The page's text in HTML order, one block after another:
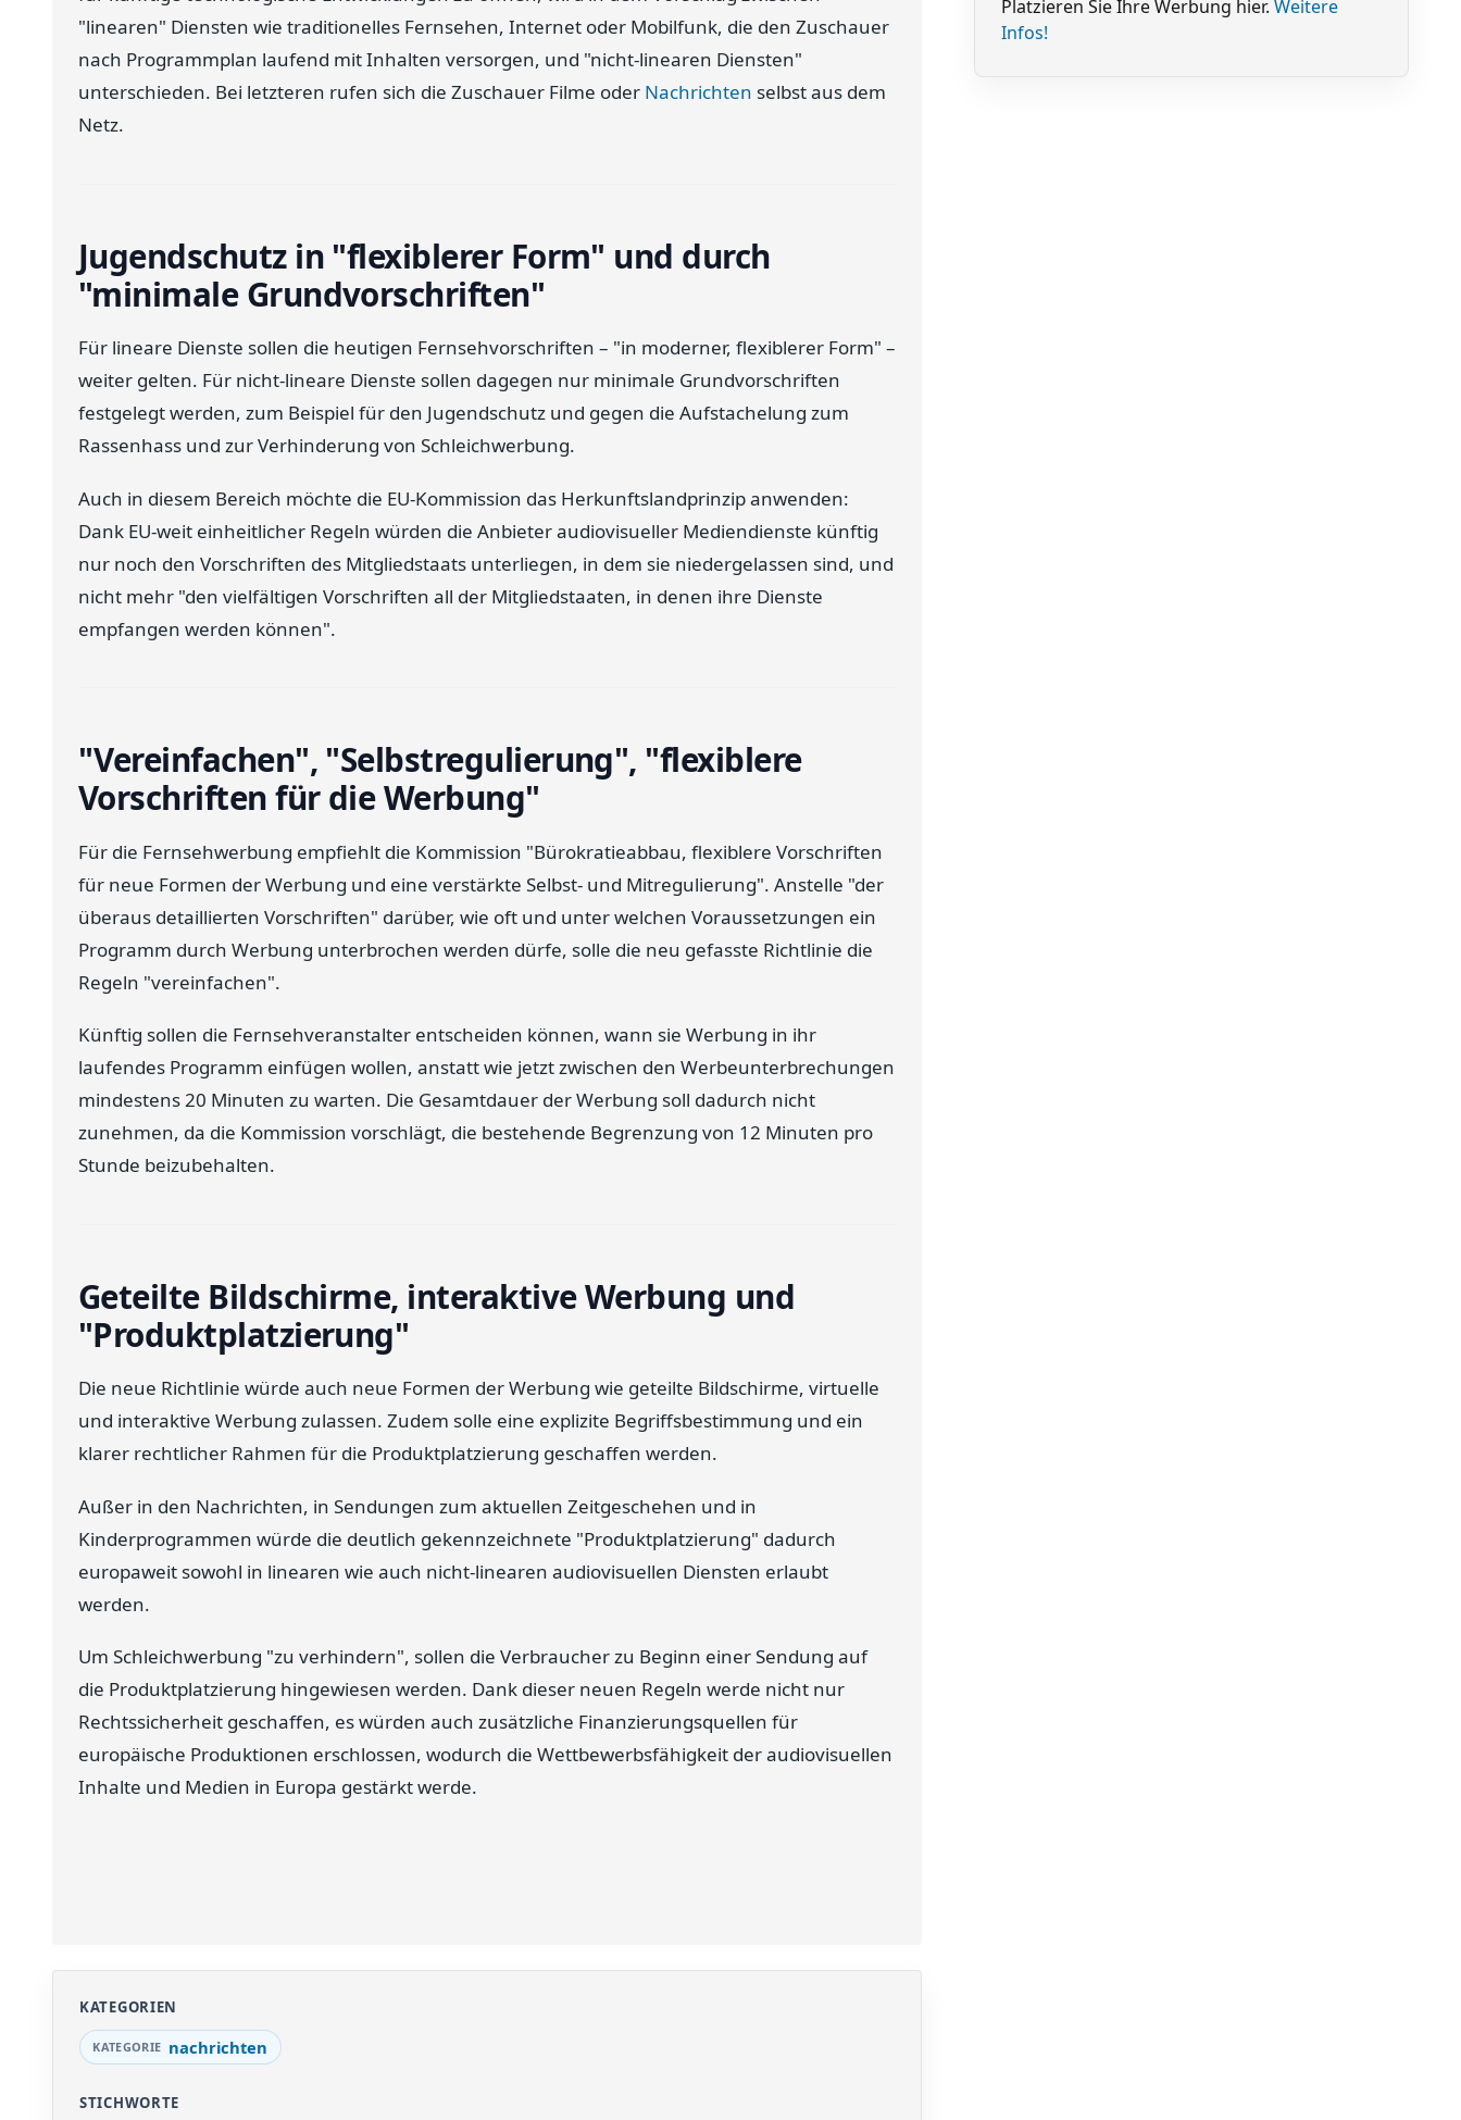
"linearen" Diensten wie traditionelles Fernsehen, Internet oder Mobilfunk, die den Zuschauer
nach Programmplan laufend mit Inhalten versorgen, und "nicht-linearen Diensten"
unterschieden. Bei letzteren rufen sich die Zuschauer Filme oder Nachrichten selbst aus dem
Netz.
Jugendschutz in "flexiblerer Form" und durch
"minimale Grundvorschriften"
Für lineare Dienste sollen die heutigen Fernsehvorschriften – "in moderner, flexiblerer Form" –
weiter gelten. Für nicht-lineare Dienste sollen dagegen nur minimale Grundvorschriften
festgelegt werden, zum Beispiel für den Jugendschutz und gegen die Aufstachelung zum
Rassenhass und zur Verhinderung von Schleichwerbung.
Auch in diesem Bereich möchte die EU-Kommission das Herkunftslandprinzip anwenden:
Dank EU-weit einheitlicher Regeln würden die Anbieter audiovisueller Mediendienste künftig
nur noch den Vorschriften des Mitgliedstaats unterliegen, in dem sie niedergelassen sind, und
nicht mehr "den vielfältigen Vorschriften all der Mitgliedstaaten, in denen ihre Dienste
empfangen werden können".
"Vereinfachen", "Selbstregulierung", "flexiblere
Vorschriften für die Werbung"
Für die Fernsehwerbung empfiehlt die Kommission "Bürokratieabbau, flexiblere Vorschriften
für neue Formen der Werbung und eine verstärkte Selbst- und Mitregulierung". Anstelle "der
überaus detaillierten Vorschriften" darüber, wie oft und unter welchen Voraussetzungen ein
Programm durch Werbung unterbrochen werden dürfe, solle die neu gefasste Richtlinie die
Regeln "vereinfachen".
Künftig sollen die Fernsehveranstalter entscheiden können, wann sie Werbung in ihr
laufendes Programm einfügen wollen, anstatt wie jetzt zwischen den Werbeunterbrechungen
mindestens 20 Minuten zu warten. Die Gesamtdauer der Werbung soll dadurch nicht
zunehmen, da die Kommission vorschlägt, die bestehende Begrenzung von 12 Minuten pro
Stunde beizubehalten.
Geteilte Bildschirme, interaktive Werbung und
"Produktplatzierung"
Die neue Richtlinie würde auch neue Formen der Werbung wie geteilte Bildschirme, virtuelle
und interaktive Werbung zulassen. Zudem solle eine explizite Begriffsbestimmung und ein
klarer rechtlicher Rahmen für die Produktplatzierung geschaffen werden.
Außer in den Nachrichten, in Sendungen zum aktuellen Zeitgeschehen und in
Kinderprogrammen würde die deutlich gekennzeichnete "Produktplatzierung" dadurch
europaweit sowohl in linearen wie auch nicht-linearen audiovisuellen Diensten erlaubt
werden.
Um Schleichwerbung "zu verhindern", sollen die Verbraucher zu Beginn einer Sendung auf
die Produktplatzierung hingewiesen werden. Dank dieser neuen Regeln werde nicht nur
Rechtssicherheit geschaffen, es würden auch zusätzliche Finanzierungsquellen für
europäische Produktionen erschlossen, wodurch die Wettbewerbsfähigkeit der audiovisuellen
Inhalte und Medien in Europa gestärkt werde.
KATEGORIEN
nachrichten
STICHWORTE
Platzieren Sie Ihre Werbung hier. Weitere
Infos!